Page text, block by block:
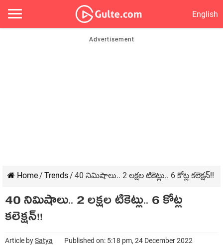
English
Home/ Trends/ 40 నిమిషాలు.. 2 ల‌క్ష‌ల టికెట్లు.. 6 కోట్ల క‌లెక్ష‌న్‌!!
40 నిమిషాలు.. 2 ల‌క్ష‌ల టికెట్లు.. 6 కోట్ల
క‌లెక్ష‌న్‌!!
Article bySatya Published on: 5:18 pm, 24 December 2022